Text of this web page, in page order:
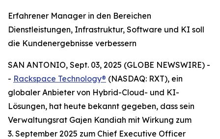
Erfahrener Manager in den Bereichen
Dienstleistungen, Infrastruktur, Software und KI soll
die Kundenergebnisse verbessern
SAN ANTONIO, Sept. 03, 2025 (GLOBE NEWSWIRE) -
- Rackspace Technology® (NASDAQ: RXT), ein
globaler Anbieter von Hybrid-Cloud- und KI-
Lösungen, hat heute bekannt gegeben, dass sein
Verwaltungsrat Gajen Kandiah mit Wirkung zum
3. September 2025 zum Chief Executive Officer